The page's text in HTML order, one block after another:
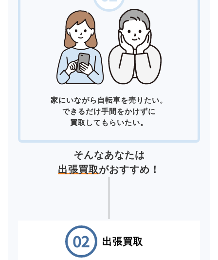
家にいながら自転車を売りたい。
できるだけ手間をかけずに
買取してもらいたい。
そんなあなたは
出張買取がおすすめ！
出張買取